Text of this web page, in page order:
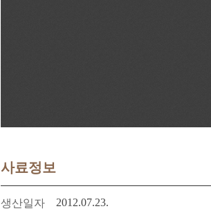
사료정보
생산일자 2012.07.23.